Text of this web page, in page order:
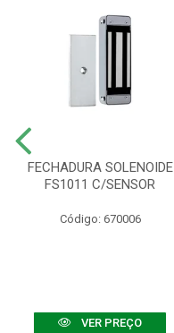
FECHADURA SOLENOIDE
FS1011 C/SENSOR
Código: 670006
VER PREÇO